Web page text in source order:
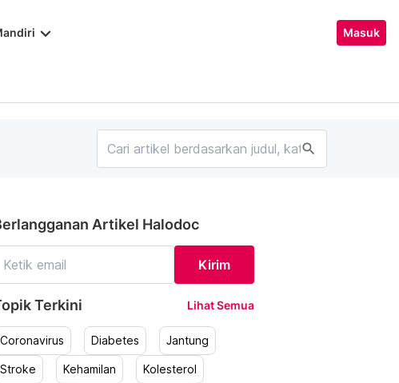
keyboard_arrow_down Masuk
search
Artikel Halodoc
Kirim
Terkini Lihat Semua
Coronavirus Diabetes Jantung
Stroke Kehamilan Kolesterol